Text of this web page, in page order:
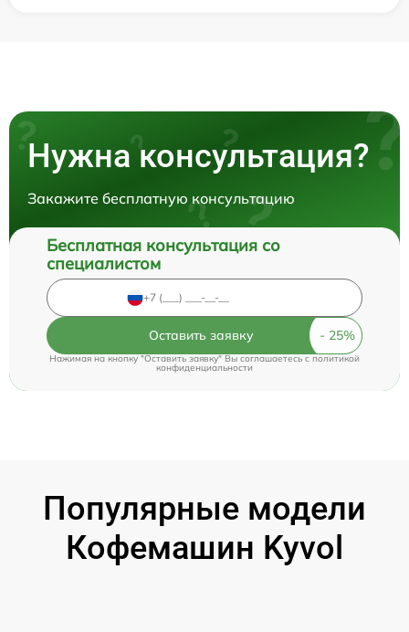
Нужна консультация?
Закажите бесплатную консультацию
Бесплатная консультация со
специалистом
Оставить заявку
Нажимая на кнопку "Оставить заявку" Вы соглашаетесь cполитикой
конфиденциальности
Популярные модели
Кофемашин Kyvol